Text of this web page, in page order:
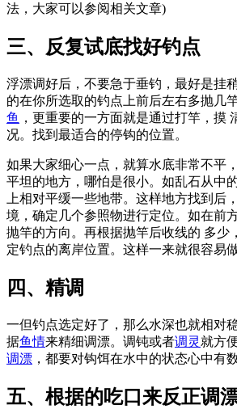
法，大家可以参阅相关文章)
三、反复试底找好钓点
浮漂调好后，不要急于垂钓，最好是挂
的在你所选取的钓点上前后左右多抛几
鱼 ，更重要的一方面就是通过打竿，摸
况。找到最适合的停钩的位置。
如果大家细心一点，就算水底非常不平
平坦的地方，哪怕是很小。如乱石从中
上相对平缓一些地带。这样地方找到后
境，确定几个参照物进行定位。如在前
抛竿的方向。再根据抛竿后收线的 多少
定钓点的离岸位置。这样一来就很容易
四、精调
一但钓点选定好了，那么水深也就相对
据鱼情来精细调漂。调钝或者调灵 就方
调漂 ，都要对钩饵在水中的状态心中有数
五、根据的吃口来反正调